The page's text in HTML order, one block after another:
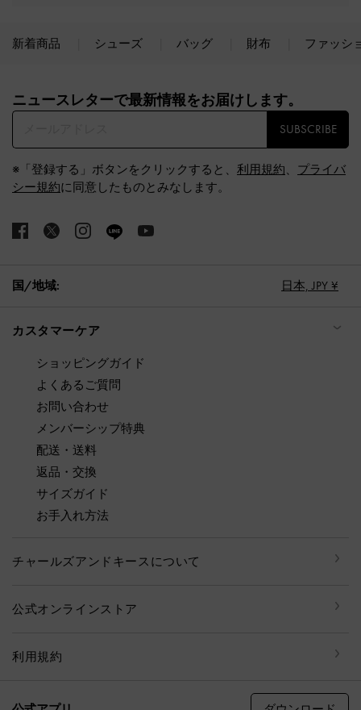
新着商品 シューズ バッグ 財布 ファッシ
ニュースレターで最新情報をお届けします。​
SUBSCRIBE
※「登録する」ボタンをクリックすると、 利用規約、 プライバ
シー規約に同意したものとみなします。
国/地域: 日本, JPY ¥
カスタマーケア
ショッピングガイド
よくあるご質問
お問い合わせ
メンバーシップ特典
配送・送料
返品・交換
サイズガイド
お手入れ方法
チャールズアンドキースについて
公式オンラインストア
利用規約